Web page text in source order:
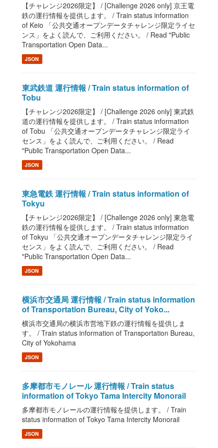
【チャレンジ2026限定】 / [Challenge 2026 only] 京王電
鉄の運行情報を提供します。 / Train status information
of Keio 「公共交通オープンデータチャレンジ限定ライセ
ンス」をよく読んで、ご利用ください。 / Read "Public
Transportation Open Data...
JSON
東武鉄道 運行情報 / Train status information of
Tobu
【チャレンジ2026限定】 / [Challenge 2026 only] 東武鉄
道の運行情報を提供します。 / Train status information
of Tobu 「公共交通オープンデータチャレンジ限定ライ
センス」をよく読んで、ご利用ください。 / Read
"Public Transportation Open Data...
JSON
東急電鉄 運行情報 / Train status information of
Tokyu
【チャレンジ2026限定】 / [Challenge 2026 only] 東急電
鉄の運行情報を提供します。 / Train status information
of Tokyu 「公共交通オープンデータチャレンジ限定ライ
センス」をよく読んで、ご利用ください。 / Read
"Public Transportation Open Data...
JSON
横浜市交通局 運行情報 / Train status information
of Transportation Bureau, City of Yoko...
横浜市交通局の横浜市営地下鉄の運行情報を提供しま
す。 / Train status information of Transportation Bureau,
City of Yokohama
JSON
多摩都市モノレール 運行情報 / Train status
information of Tokyo Tama Intercity Monorail
多摩都市モノレールの運行情報を提供します。 / Train
status information of Tokyo Tama Intercity Monorail
JSON